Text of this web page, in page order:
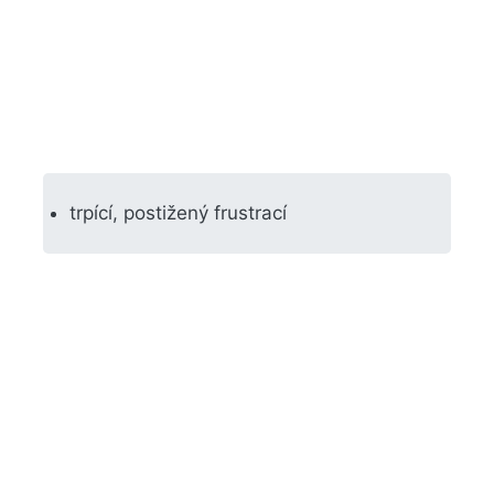
trpící, postižený frustrací